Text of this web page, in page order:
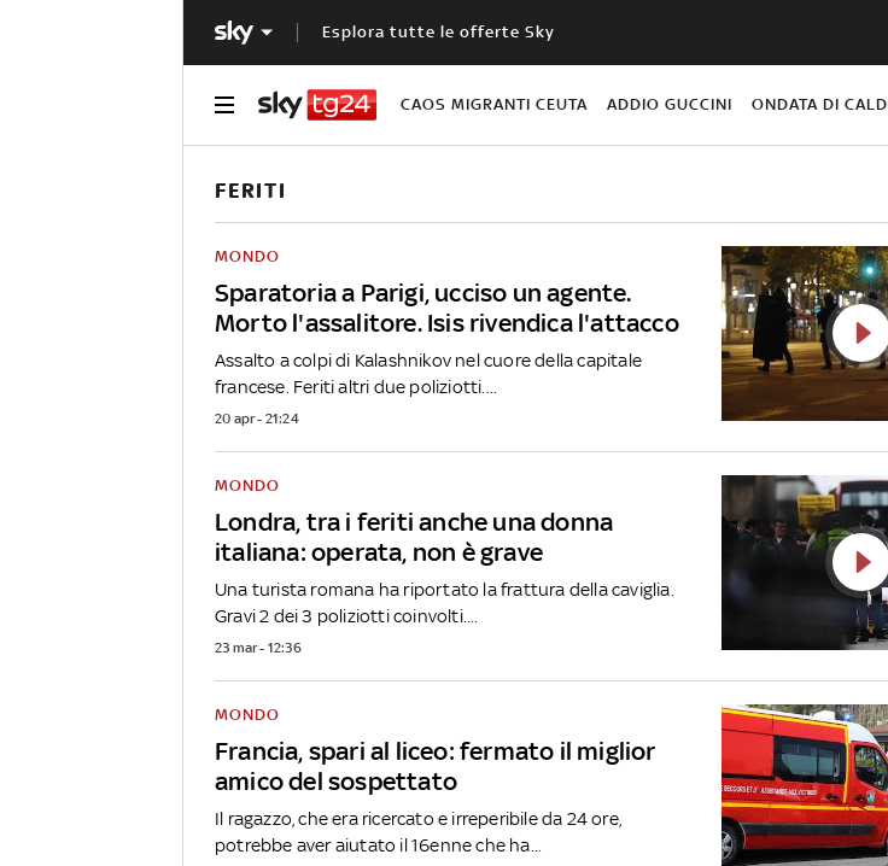
Esplora tutte le offerte Sky
CAOS MIGRANTI CEUTA ADDIO GUCCINI ONDATA DI
FERITI
Sparatoria a Parigi, ucciso un agente.
Morto l'assalitore. Isis rivendica l'attacco
MONDO
Assalto a colpi di Kalashnikov nel cuore della capitale
francese. Feriti altri due poliziotti....
20 apr - 21:24
Londra, tra i feriti anche una donna
italiana: operata, non è grave
MONDO
Una turista romana ha riportato la frattura della caviglia.
Gravi 2 dei 3 poliziotti coinvolti....
23 mar - 12:36
Francia, spari al liceo: fermato il miglior
amico del sospettato
MONDO
Il ragazzo, che era ricercato e irreperibile da 24 ore,
potrebbe aver aiutato il 16enne che ha...